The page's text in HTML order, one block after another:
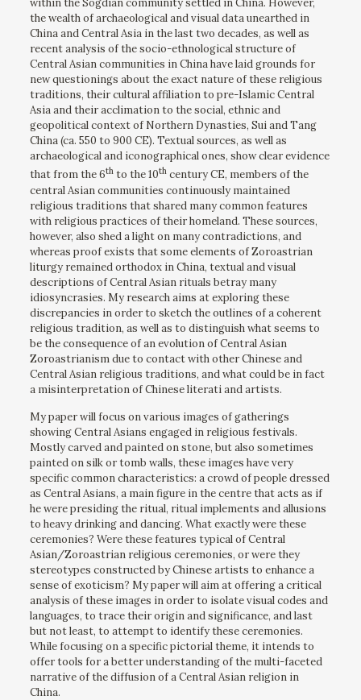
within the Sogdian community settled in China. However,
the wealth of archaeological and visual data unearthed in
China and Central Asia in the last two decades, as well as
recent analysis of the socio-ethnological structure of
Central Asian communities in China have laid grounds for
new questionings about the exact nature of these religious
traditions, their cultural affiliation to pre-Islamic Central
Asia and their acclimation to the social, ethnic and
geopolitical context of Northern Dynasties, Sui and Tang
China (ca. 550 to 900 CE). Textual sources, as well as
archaeological and iconographical ones, show clear evidence
that from the 6thto the 10thcentury CE, members of the
central Asian communities continuously maintained
religious traditions that shared many common features
with religious practices of their homeland. These sources,
however, also shed a light on many contradictions, and
whereas proof exists that some elements of Zoroastrian
liturgy remained orthodox in China, textual and visual
descriptions of Central Asian rituals betray many
idiosyncrasies. My research aims at exploring these
discrepancies in order to sketch the outlines of a coherent
religious tradition, as well as to distinguish what seems to
be the consequence of an evolution of Central Asian
Zoroastrianism due to contact with other Chinese and
Central Asian religious traditions, and what could be in fact
a misinterpretation of Chinese literati and artists.
My paper will focus on various images of gatherings
showing Central Asians engaged in religious festivals.
Mostly carved and painted on stone, but also sometimes
painted on silk or tomb walls, these images have very
specific common characteristics: a crowd of people dressed
as Central Asians, a main figure in the centre that acts as if
he were presiding the ritual, ritual implements and allusions
to heavy drinking and dancing. What exactly were these
ceremonies? Were these features typical of Central
Asian/Zoroastrian religious ceremonies, or were they
stereotypes constructed by Chinese artists to enhance a
sense of exoticism? My paper will aim at offering a critical
analysis of these images in order to isolate visual codes and
languages, to trace their origin and significance, and last
but not least, to attempt to identify these ceremonies.
While focusing on a specific pictorial theme, it intends to
offer tools for a better understanding of the multi-faceted
narrative of the diffusion of a Central Asian religion in
China.